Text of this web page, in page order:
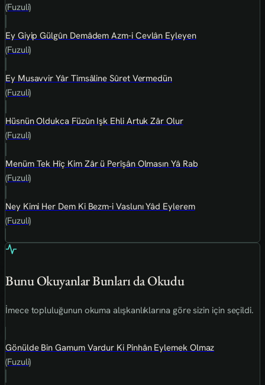
(Fuzuli)
Ey Giyip Gülgûn Demâdem Azm-i Cevlân Eyleyen
(Fuzuli)
Ey Musavvir Yâr Timsâline Sûret Vermedün
(Fuzuli)
Hüsnün Oldukca Füzûn Işk Ehli Artuk Zâr Olur
(Fuzuli)
Menüm Tek Hîç Kim Zâr ü Perîşân Olmasın Yâ Rab
(Fuzuli)
Ney Kimi Her Dem Ki Bezm-i Vaslunı Yâd Eylerem
(Fuzuli)
Bunu Okuyanlar Bunları da Okudu
İmece topluluğunun okuma alışkanlıklarına göre sizin için seçildi.
Gönülde Bin Gamum Vardur Ki Pinhân Eylemek Olmaz
(Fuzuli)